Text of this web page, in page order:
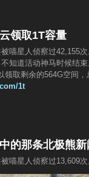
领取1T容量
喵星人侦察过42,155次
知道活动神马时候结
领取剩余的564G空间
1t
的那条北极熊新
喵星人侦察过13,609次